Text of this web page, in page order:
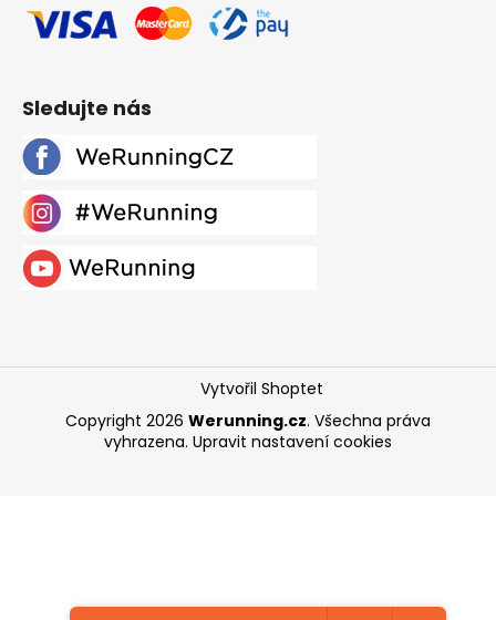
Sledujte nás
Vytvořil Shoptet
Copyright 2026 Werunning.cz. Všechna práva
vyhrazena. Upravit nastavení cookies